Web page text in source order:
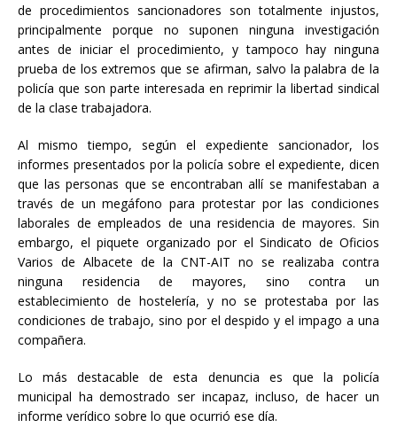
de procedimientos sancionadores son totalmente injustos,
principalmente porque no suponen ninguna investigación
antes de iniciar el procedimiento, y tampoco hay ninguna
prueba de los extremos que se afirman, salvo la palabra de la
policía que son parte interesada en reprimir la libertad sindical
de la clase trabajadora.
Al mismo tiempo, según el expediente sancionador, los
informes presentados por la policía sobre el expediente, dicen
que las personas que se encontraban allí se manifestaban a
través de un megáfono para protestar por las condiciones
laborales de empleados de una residencia de mayores. Sin
embargo, el piquete organizado por el Sindicato de Oficios
Varios de Albacete de la CNT-AIT no se realizaba contra
ninguna residencia de mayores, sino contra un
establecimiento de hostelería, y no se protestaba por las
condiciones de trabajo, sino por el despido y el impago a una
compañera.
Lo más destacable de esta denuncia es que la policía
municipal ha demostrado ser incapaz, incluso, de hacer un
informe verídico sobre lo que ocurrió ese día.